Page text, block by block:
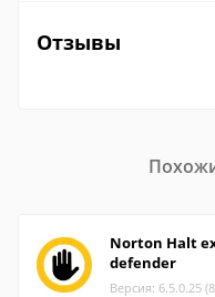
Отзывы
Norton Halt
defender
Версия: 6.5.0.25